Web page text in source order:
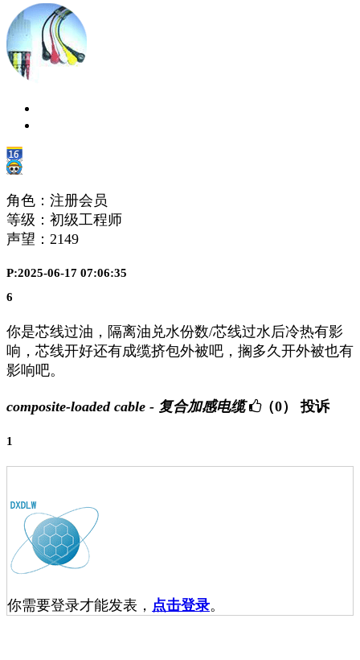
角色：注册会员
等级：初级工程师
声望： 2149
P:2025-06-17 07:06:35
6
你是芯线过油，隔离油兑水份数/芯线过水后冷热有影
响，芯线开好还有成缆挤包外被吧，搁多久开外被也有
影响吧。
composite-loaded cable - 复合加感电缆 （0） 投诉
1
你需要登录才能发表， 点击登录。